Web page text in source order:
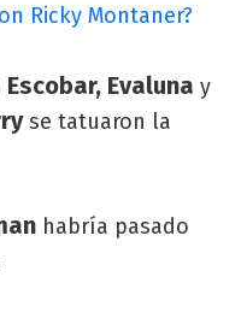
Ricky Montaner?
Evaluna y
se tatuaron la
habría pasado